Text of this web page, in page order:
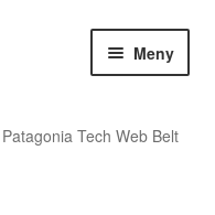
Meny
Patagonia Tech Web Belt